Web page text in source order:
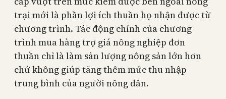
trại mới là phần lợi ích thuần họ nhận được từ
chương trình. Tác động chính của chương
trình mua hàng trợ giá nông nghiệp đơn
thuần chỉ là làm sản lượng nông sản lớn hơn
chứ không giúp tăng thêm mức thu nhập
trung bình của người nông dân.